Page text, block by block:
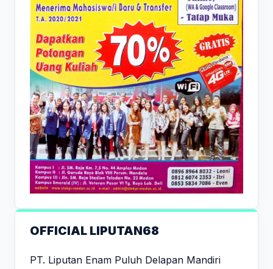
OFFICIAL LIPUTAN68
PT. Liputan Enam Puluh Delapan Mandiri